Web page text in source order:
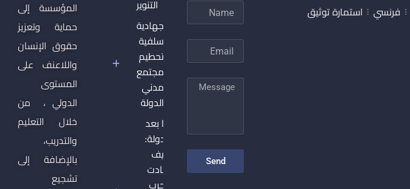
المؤسسة إلى
حماية وتعزيز
حقوق الإنسان
واللاعنف على
المستوى
الدولي ، من
خلال التعليم
والتدريب،
بالإضافة إلى
تشجيع
التنوير
الجهادية
السلفية
وتحطيم
المجتمع
المدني
والدولة
ما بعد
الدولة:
كيف
أعادت
الحرب
Send
فرنسي استمارة توثيق